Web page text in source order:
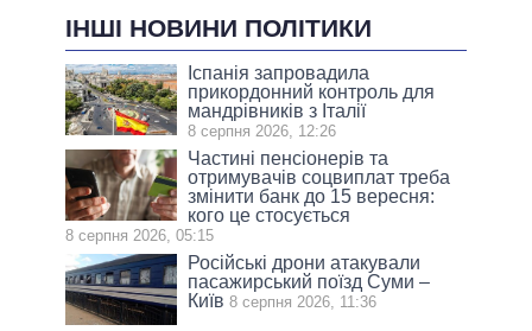
ІНШІ НОВИНИ ПОЛІТИКИ
Іспанія запровадила
прикордонний контроль для
мандрівників з Італії
8 серпня 2026, 12:26
Частині пенсіонерів та
отримувачів соцвиплат треба
змінити банк до 15 вересня:
кого це стосується
8 серпня 2026, 05:15
Російські дрони атакували
пасажирський поїзд Суми –
Київ 8 серпня 2026, 11:36